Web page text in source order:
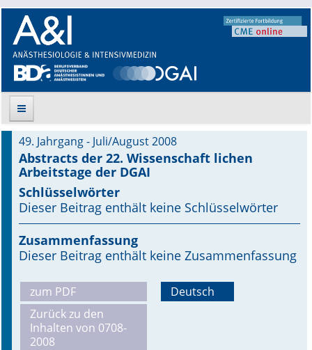
Suche
Aktuelle Ausgabe
Leitlinien
Archiv
Supplements OrphanAnesthesia
Online First
49. Jahrgang - Juli/August 2008
Abstracts der 22. Wissenschaft lichen
Arbeitstage der DGAI
Schlüsselwörter
Dieser Beitrag enthält keine Schlüsselwörter
Zusammenfassung
Dieser Beitrag enthält keine Zusammenfassung
zum PDF
Zurück zu den
Inhalten von 0708-
2008
Deutsch